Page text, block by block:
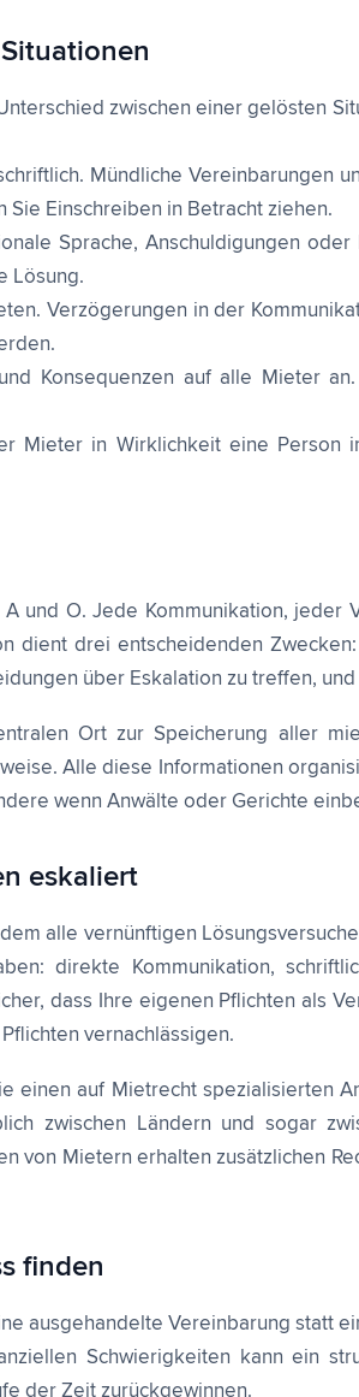
zwischen einer gelösten
Mündliche Vereinbarungen
Einschreiben in Betracht ziehen.
Sprache, Anschuldigungen
Lösung.
Verzögerungen in der
Konsequenzen auf alle Mieter
Mieter in Wirklichkeit eine Person
und O. Jede Kommunikation,
dient drei entscheidenden
über Eskalation zu treffen,
Ort zur Speicherung aller
Alle diese Informationen
wenn Anwälte oder Gerichte
eskaliert
alle vernünftigen
direkte Kommunikation,
dass Ihre eigenen Pflichten als
vernachlässigen.
einen auf Mietrecht spezialisierten
zwischen Ländern und sogar
von Mietern erhalten zusätzlichen
finden
ausgehandelte Vereinbarung statt
Schwierigkeiten kann ein
der Zeit zurückgewinnen.